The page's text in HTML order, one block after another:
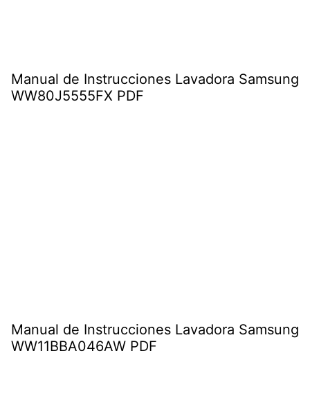
Manual de Instrucciones Lavadora Samsung
WW80J5555FX PDF
Manual de Instrucciones Lavadora Samsung
WW11BBA046AW PDF